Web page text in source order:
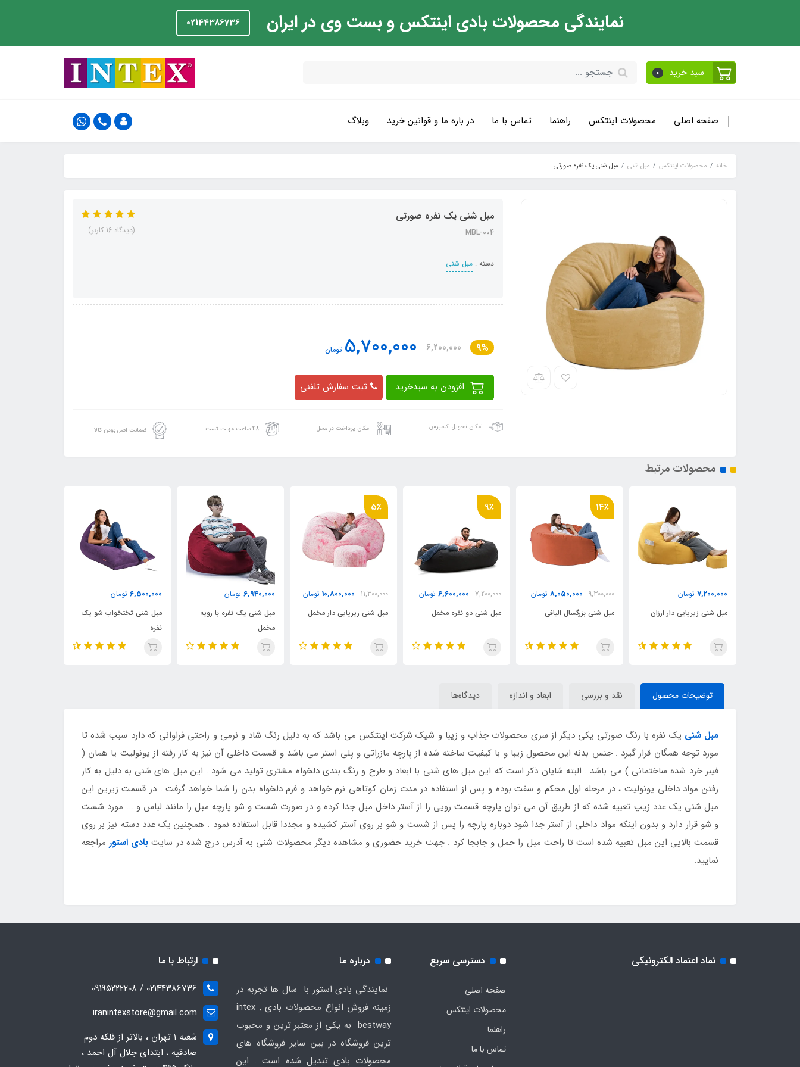
نمایندگی محصولات بادی اینتکس و بست وی در ایران 02144386736
سبد خرید 0
صفحه اصلی محصولات اینتکس راهنما تماس با ما در باره ما و قوانین خرید وبلاگ
خانه محصولات اینتکس مبل شنی مبل شنی یک نفره صورتی
مبل شنی یک نفره صورتی
MBL-004
دسته : مبل شنی
(دیدگاه 16 کاربر)
9%
6,200,000
5,700,000 تومان
ثبت سفارش تلفنی
امکان تحویل اکسپرس امکان پرداخت در محل 48 ساعت مهلت تست ضمانت اصل بودن کالا
محصولات مرتبط
مبل شنی زیرپایی دار ارزان
8,050,000 تومان
مبل شنی بزرگسال الیافی
7,200,000
6,600,000 تومان
مبل شنی دو نفره مخمل
11,300,000
10,800,000 تومان
مبل شنی زیرپایی دار مخمل
6,940,000
مبل شنی یک نفره با رویه
مبل شنی تختخواب شو یک
10٪
مبل شنی راحتی اینتکس
توضیحات محصول نقد و بررسی ابعاد و اندازه دیدگاه‌ها
مبل شنی یک نفره با رنگ صورتی یکی دیگر از سری محصولات جذاب و زیبا و شیک شرکت اینتکس می باشد که به دلیل رنگ شاد و نرمی و راحتی فراوانی که دارد سبب شده تا
مورد توجه همگان قرار گیرد . جنس بدنه این محصول زیبا و با کیفیت ساخته شده از پارچه مازراتی و پلی استر می باشد و قسمت داخلی آن نیز به کار رفته از یونولیت یا همان (
فیبر خرد شده ساختمانی ) می باشد . البته شایان ذکر است که این مبل های شنی با ابعاد و طرح و رنگ بندی دلخواه مشتری تولید می شود . این مبل های شنی به دلیل به کار
رفتن مواد داخلی یونولیت ، در مرحله اول محکم و سفت بوده و پس از استفاده در مدت زمان کوتاهی نرم خواهد و فرم دلخواه بدن را شما خواهد گرفت . در قسمت زیرین این
مبل شنی یک عدد زیپ تعبیه شده که از طریق آن می توان پارچه قسمت رویی را از آستر داخل مبل جدا کرده و در صورت شست و شو پارچه مبل را مانند لباس و ... مورد شست
و شو قرار دارد و بدون اینکه مواد داخلی از آستر جدا شود دوباره پارچه را پس از شست و شو بر روی آستر کشیده و مجددا قابل استفاده نمود . همچنین یک عدد دسته نیز بر روی
قسمت بالایی این مبل تعبیه شده است تا راحت مبل را حمل و جابجا کرد . جهت خرید حضوری و مشاهده دیگر محصولات شنی به آدرس درج شده در سایت بادی استور مراجعه
نمایید.
نماد اعتماد الکترونیکی دسترسی سریع
صفحه اصلی
محصولات اینتکس
راهنما
تماس با ما
درباره ما
نمایندگی بادی استور با سال ها تجربه در
زمینه فروش انواع محصولات بادی intex ,
bestway به یکی از معتبر ترین و محبوب
ترین فروشگاه در بین سایر فروشگاه های
محصولات بادی تبدیل شده است . این
ارتباط با ما
02144386736 / 09195222208
iranintexstore@gmail.com
شعبه ۱ تهران ، بالاتر از فلکه دوم
صادقیه ، ابتدای جلال آل احمد ،